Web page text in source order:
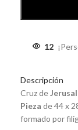
12
Descripción
Cruz de
Pieza de 44 x
formado por